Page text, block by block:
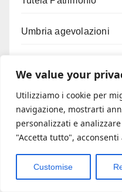
We value your
Utilizziamo i cookie per
navigazione, mostrarti
personalizzati e
"Accetta tutto",
Customise
Umbria agevolazioni
Vitivinicolo